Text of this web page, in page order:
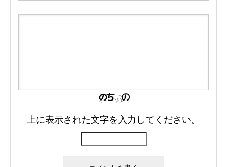
上に表示された文字を入力してください。